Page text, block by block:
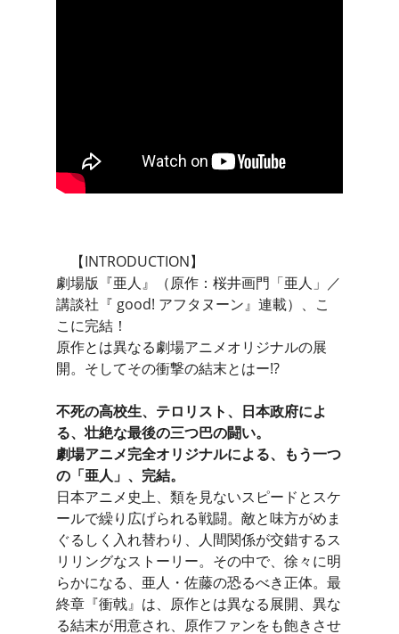
【INTRODUCTION】
劇場版『亜人』（原作：桜井画門「亜人」／
講談社『 good! アフタヌーン』連載）、こ
こに完結！
原作とは異なる劇場アニメオリジナルの展
開。そしてその衝撃の結末とはー!?
不死の高校生、テロリスト、日本政府によ
る、壮絶な最後の三つ巴の闘い。
劇場アニメ完全オリジナルによる、もう一つ
の「亜人」、完結。
日本アニメ史上、類を見ないスピードとスケ
ールで繰り広げられる戦闘。敵と味方がめま
ぐるしく入れ替わり、人間関係が交錯するス
リリングなストーリー。その中で、徐々に明
らかになる、亜人・佐藤の恐るべき正体。最
終章『衝戟』は、原作とは異なる展開、異な
る結末が用意され、原作ファンをも飽きさせ